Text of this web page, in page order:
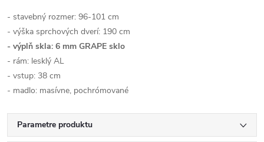
- stavebný rozmer: 96-101 cm
- výška sprchových dverí: 190 cm
- výplň skla: 6 mm GRAPE sklo
- rám: lesklý AL
- vstup: 38 cm
- madlo: masívne, pochrómované
Parametre produktu